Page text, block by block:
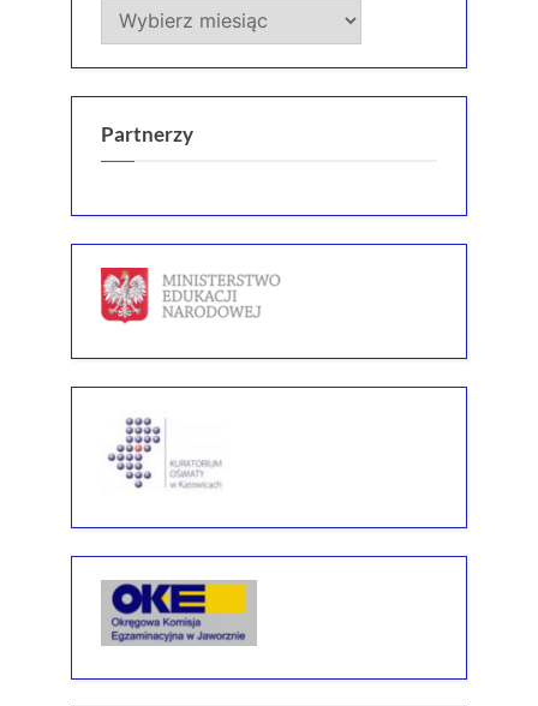
Archiwum
Partnerzy